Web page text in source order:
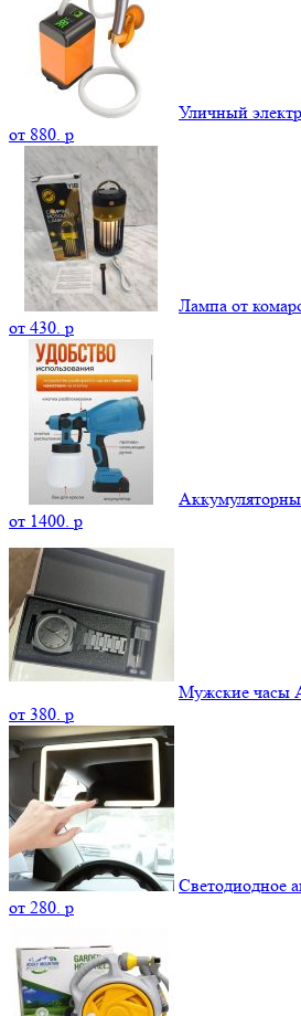
Уличный
от 880. p
Лампа от
от 430. p
от 1400. p
Мужские часы
от 380. p
Светодиодное
от 280. p